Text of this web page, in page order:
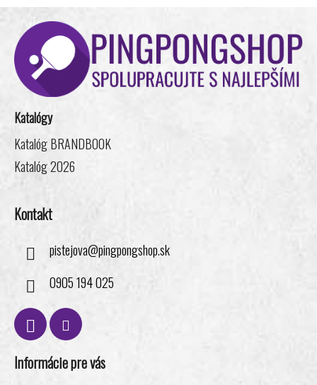
Z
Katalógy
Katalóg BRANDBOOK
Katalóg 2026
Kontakt
pistejova@pingpongshop.sk
0905 194 025
Informácie pre vás